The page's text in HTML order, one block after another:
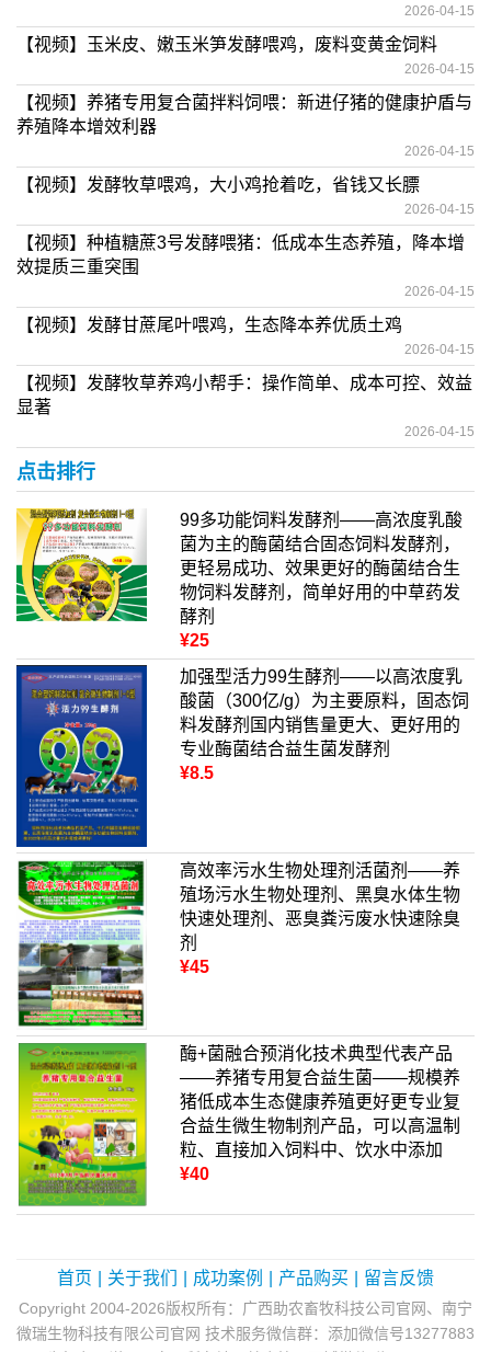
2026-04-15
【视频】玉米皮、嫩玉米笋发酵喂鸡，废料变黄金饲料
2026-04-15
【视频】养猪专用复合菌拌料饲喂：新进仔猪的健康护盾与
养殖降本增效利器
2026-04-15
【视频】发酵牧草喂鸡，大小鸡抢着吃，省钱又长膘
2026-04-15
【视频】种植糖蔗3号发酵喂猪：低成本生态养殖，降本增
效提质三重突围
2026-04-15
【视频】发酵甘蔗尾叶喂鸡，生态降本养优质土鸡
2026-04-15
【视频】发酵牧草养鸡小帮手：操作简单、成本可控、效益
显著
2026-04-15
点击排行
99多功能饲料发酵剂——高浓度乳酸
菌为主的酶菌结合固态饲料发酵剂，
更轻易成功、效果更好的酶菌结合生
物饲料发酵剂，简单好用的中草药发
酵剂
¥25
加强型活力99生酵剂——以高浓度乳
酸菌（300亿/g）为主要原料，固态饲
料发酵剂国内销售量更大、更好用的
专业酶菌结合益生菌发酵剂
¥8.5
高效率污水生物处理剂活菌剂——养
殖场污水生物处理剂、黑臭水体生物
快速处理剂、恶臭粪污废水快速除臭
剂
¥45
酶+菌融合预消化技术典型代表产品
——养猪专用复合益生菌——规模养
猪低成本生态健康养殖更好更专业复
合益生微生物制剂产品，可以高温制
粒、直接加入饲料中、饮水中添加
¥40
首页 关于我们 成功案例 产品购买 留言反馈
Copyright 2004-2026版权所有：广西助农畜牧科技公司官网、南宁
微瑞生物科技有限公司官网 技术服务微信群：添加微信号13277883